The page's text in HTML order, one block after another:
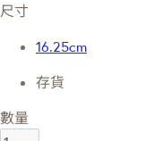
尺寸
16.25cm
存貨
數量